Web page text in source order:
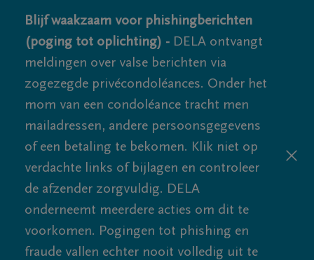
Blijf waakzaam voor phishingberichten
(poging tot oplichting) - DELA ontvangt
meldingen over valse berichten via
zogezegde privécondoléances. Onder het
mom van een condoléance tracht men
mailadressen, andere persoonsgegevens
of een betaling te bekomen. Klik niet op
verdachte links of bijlagen en controleer
de afzender zorgvuldig. DELA
onderneemt meerdere acties om dit te
voorkomen. Pogingen tot phishing en
fraude vallen echter nooit volledig uit te